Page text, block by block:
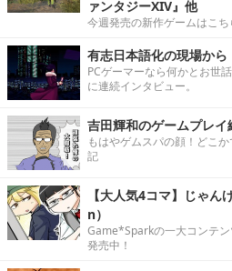
ァンタジーXIV』他
今週発売の新作ゲームはこち
有志日本語化の現場から
PCゲーマーなら何かとお世
に連続インタビュー。
吉田輝和のゲームプレイ
もはやゲムスパの顔！どこ
記
【大人気4コマ】じゃ
n）
Game*Sparkの一大コンテ
発売中！